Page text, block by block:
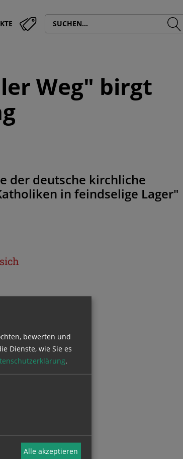
Weg" birgt
der deutsche kirchliche
in feindselige Lager"
bewerten und
Dienste, wie Sie es
.
Alle akzeptieren